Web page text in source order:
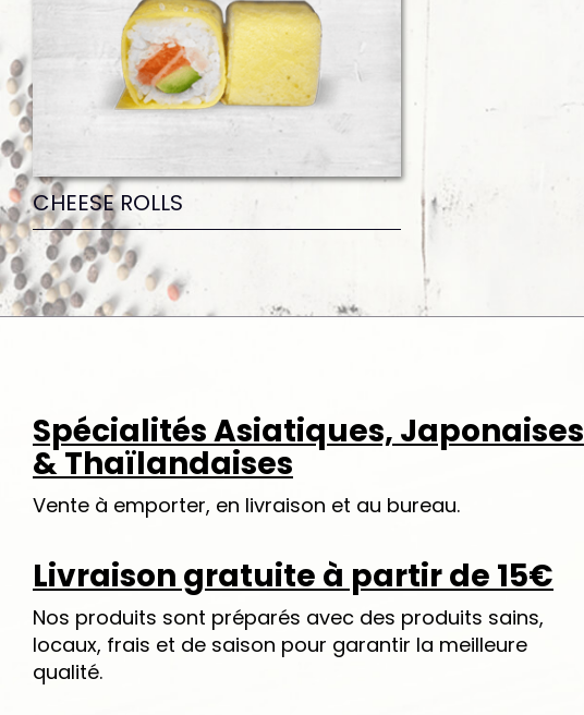
CHEESE ROLLS
Spécialités Asiatiques, Japonaises
& Thaïlandaises
Vente à emporter, en livraison et au bureau.
Livraison gratuite à partir de 15€
Nos produits sont préparés avec des produits sains,
locaux, frais et de saison pour garantir la meilleure
qualité.